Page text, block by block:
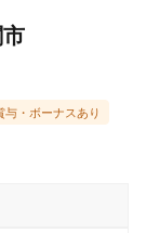
与・ボーナスあり